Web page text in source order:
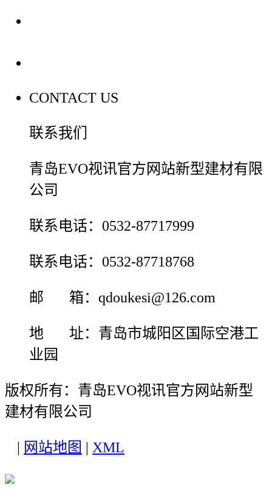
CONTACT US
联系我们
青岛EVO视讯官方网站新型建材有限
公司
联系电话：0532-87717999
联系电话：0532-87718768
邮 箱：qdoukesi@126.com
地 址：青岛市城阳区国际空港工
业园
版权所有：青岛EVO视讯官方网站新型
建材有限公司
网站地图 XML